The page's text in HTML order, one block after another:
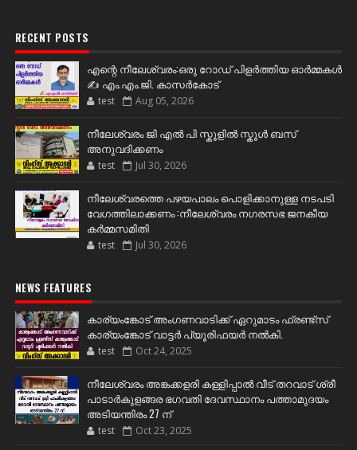
RECENT POSTS
എന്റെ നീലേശ്വരം:ഒരു റോഡ് പിളർത്തിയ ഓർമ്മകൾ
✍️ എം.എം.ജി. കാസർകോട്
test Aug 05, 2026
നീലേശ്വരം ജി എൽ പി സ്കൂളിൽ സ്കൂൾ ബസ്
അനുവദിക്കണം
test Jul 30, 2026
നീലേശ്വരത്തെ പഴയപാലം പൊളിക്കാനുള്ള നടപടി
വേഗത്തിലാക്കണം :നീലേശ്വരം നഗരസഭ ജനകീയ
കർമ്മസമിതി
test Jul 30, 2026
NEWS FEATURES
കാര്യംങ്കോട് അംഗണവാടിക്ക് ഏറുമാടം ഫ്രണ്ട്സ്
കാര്യംങ്കോട് വാട്ടർ പ്യൂരിഫയർ നൽകി.
test Oct 24, 2025
നീലേശ്വരം അങ്കക്കളരി കള്ളിപ്പാൽ വീട് തറവാട് ശ്രീ
പാടാർകുളങ്ങര ഭഗവതി ദേവസ്ഥാനം പത്താമുദയം
അടിയന്തിരം 27 ന്
test Oct 23, 2025